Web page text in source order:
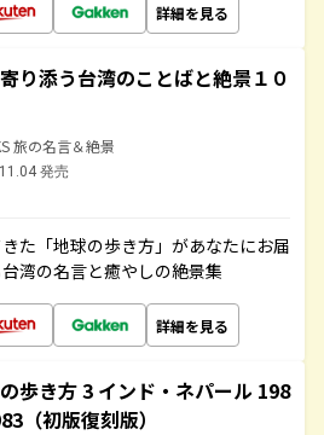
詳細を見る
り添う台湾のことばと絶景１０
旅の名言＆絶景
発売
た「地球の歩き方」があなたにお届
湾の名言と癒やしの絶景集
詳細を見る
歩き方 3 インド・ネパール 198
（初版復刻版）